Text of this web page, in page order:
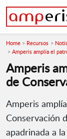
Home Recursos
Amperis amplía el
Amperis
de
Amperis
Conservación
apadrinada a